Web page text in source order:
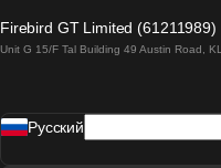
Поезд
Firebird GT Limited (61211989)
Unit G 15/F Tal Building 49 Austin Road,
Pусский